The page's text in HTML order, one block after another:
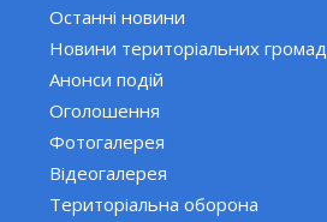
Останні новини
Новини територіальних громад
Анонси подій
Оголошення
Фотогалерея
Відеогалерея
Територіальна оборона